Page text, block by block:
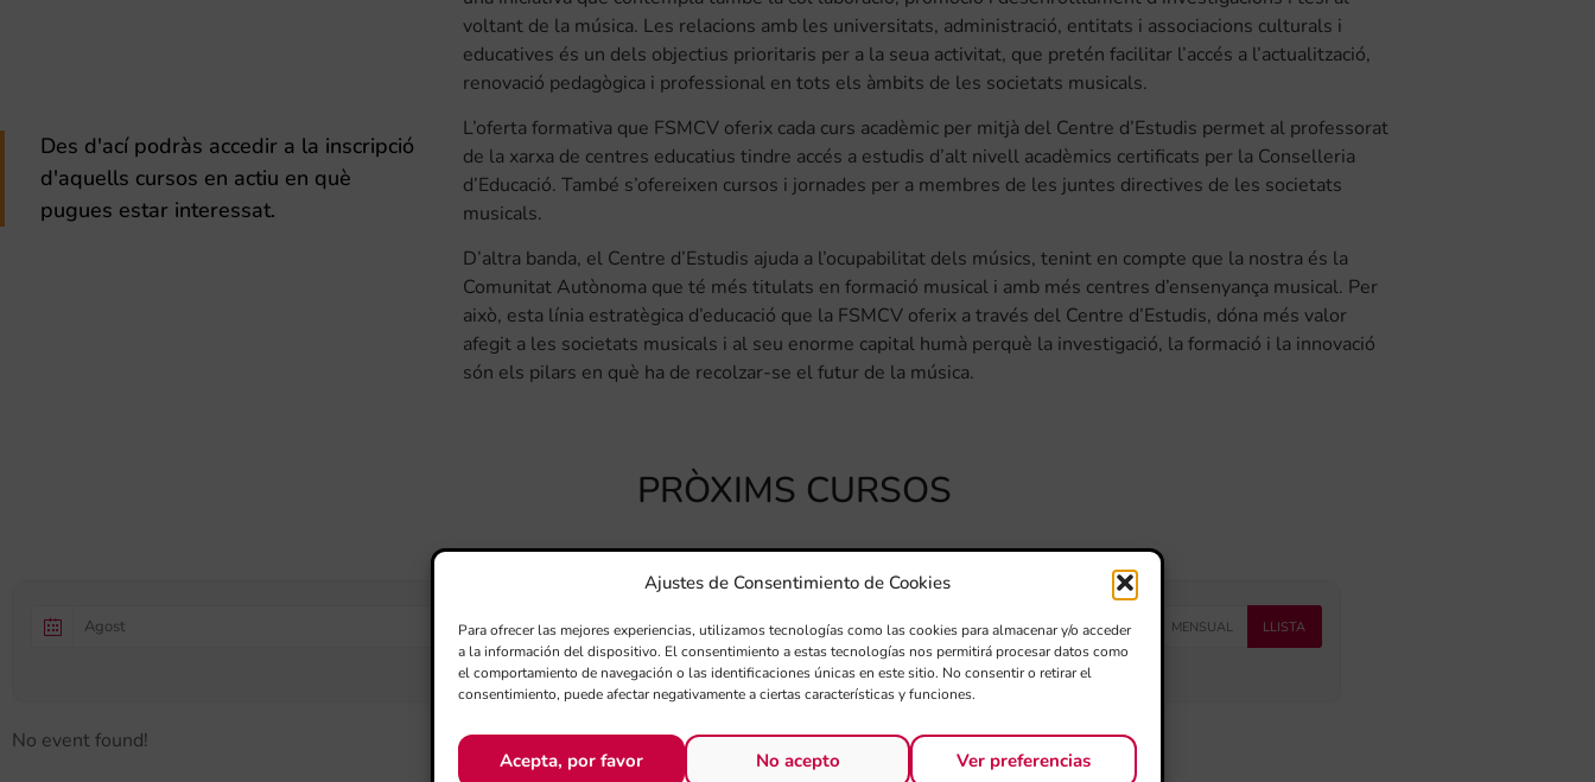
Ajustes de Consentimiento de Cookies
Para ofrecer las mejores experiencias, utilizamos tecnologías como las cookies para almacenar y/o acceder
a la información del dispositivo. El consentimiento a estas tecnologías nos permitirá procesar datos como
el comportamiento de navegación o las identificaciones únicas en este sitio. No consentir o retirar el
consentimiento, puede afectar negativamente a ciertas características y funciones.
Acepta, por favor No acepto Ver preferencias
Des d'ací podràs accedir a la inscripció
d'aquells cursos en actiu en què
pugues estar interessat.
voltant de la música. Les relacions amb les universitats, administració, entitats i associacions culturals i
educatives és un dels objectius prioritaris per a la seua activitat, que pretén facilitar l’accés a l’actualització,
renovació pedagògica i professional en tots els àmbits de les societats musicals.
L’oferta formativa que FSMCV oferix cada curs acadèmic per mitjà del Centre d’Estudis permet al professorat
de la xarxa de centres educatius tindre accés a estudis d’alt nivell acadèmics certificats per la Conselleria
d’Educació. També s’ofereixen cursos i jornades per a membres de les juntes directives de les societats
musicals.
D’altra banda, el Centre d’Estudis ajuda a l’ocupabilitat dels músics, tenint en compte que la nostra és la
Comunitat Autònoma que té més titulats en formació musical i amb més centres d’ensenyança musical. Per
això, esta línia estratègica d’educació que la FSMCV oferix a través del Centre d’Estudis, dóna més valor
afegit a les societats musicals i al seu enorme capital humà perquè la investigació, la formació i la innovació
són els pilars en què ha de recolzar-se el futur de la música.
PRÒXIMS CURSOS
MENSUAL LLISTA
No event found!